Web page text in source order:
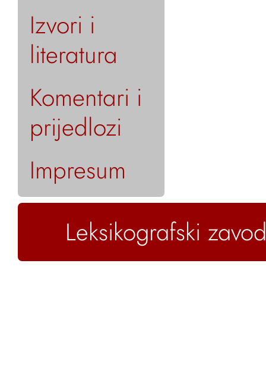
Izvori i
literatura
Komentari i
prijedlozi
Impresum
Leksikografski